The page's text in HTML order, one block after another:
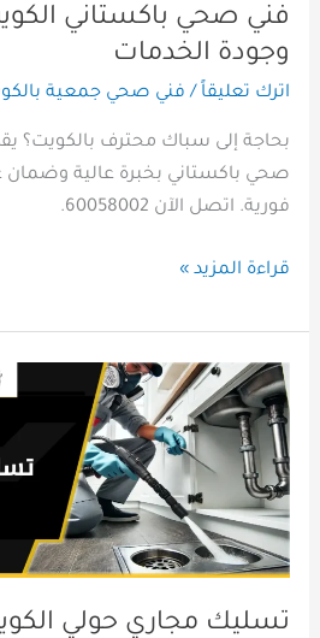
فني صحي باكستاني
وجودة الخدمات
اترك تعليقاً / فني صحي جمعية
صحي باكستاني بخبرة عالية وضمان
فورية. اتصل الآن 60058002.
قراءة المزيد »
تسليك مجاري حولي
تسليك
مجاري
حولي
الكويت
بأحدث
معدات
الضغط